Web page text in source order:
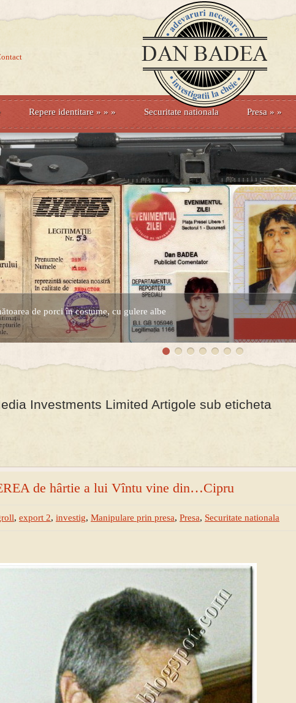
Repere identitare » » » Securitate nationala Presa » »
de porci în costume, cu gulere albe
(Nemira)
prima lucrare despre controversatele conturi secrete ale Securitatii.
Investments Limited Artigole sub eticheta
de hârtie a lui Vîntu vine din…Cipru
, export 2, investig, Manipulare prin presa, Presa, Securitate nationala